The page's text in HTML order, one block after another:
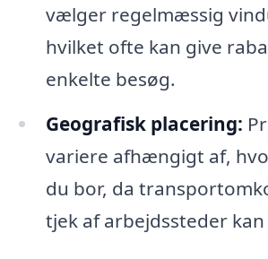
vælger regelmæssig
hvilket ofte kan give
enkelte besøg.
Geografisk placering:
variere afhængigt af,
du bor, da
tjek af arbejdssteder kan